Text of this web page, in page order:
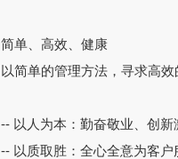
简单、高效、健康
以简单的管理方法，寻求高
-- 以人为本：勤奋敬业、创新
-- 以质取胜：全心全意为客户